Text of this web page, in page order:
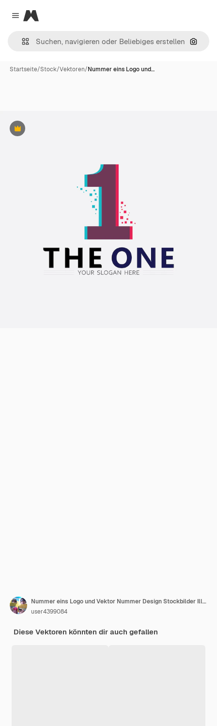
Close menu
Magnific
Nach
Startseite/Stock/Vektoren/Nummer eins Logo und…
Premium
Nummer eins Logo und Vektor Nummer Design Stockbilder Illustration
user4399084
Diese Vektoren könnten dir auch gefallen